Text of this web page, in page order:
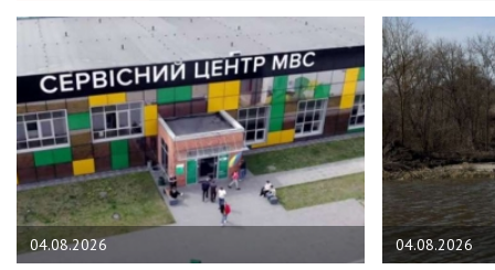
04.08.2026 04.08.2026